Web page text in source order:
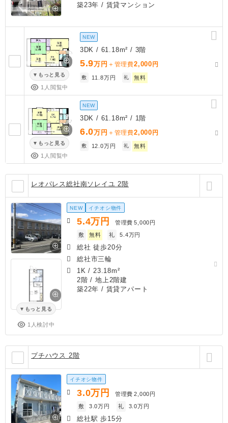
築23年 / 賃貸マンション
もっと見る
1人閲覧中
NEW
3DK / 61.18m² / 3階
5.9万円 ＋管理費2,000 円
敷 11.8万円 礼 無料
もっと見る
1人閲覧中
NEW
3DK / 61.18m² / 1階
6.0万円 ＋管理費2,000 円
敷 12.0万円 礼 無料
レオパレス総社南ソレイユ 2階
もっと見る
1人検討中
NEW イチオシ物件
5.4万円 管理費 5,000円
敷
無料 礼 5.4万円
総社 徒歩20分
総社市三輪
1K / 23.18m²
2階 / 地上2階建
築22年 / 賃貸アパート
プチハウス 2階
イチオシ物件
3.0万円 管理費 2,000円
敷
3.0万円 礼 3.0万円
総社駅 歩15分